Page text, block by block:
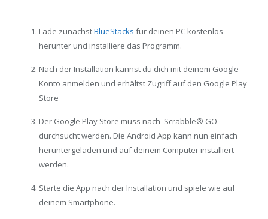
Lade zunächstBlueStacks für deinen PC kostenlos
herunter und installiere das Programm.
Nach der Installation kannst du dich mit deinem Google-
Konto anmelden und erhältst Zugriff auf den Google Play
Store
Der Google Play Store muss nach 'Scrabble® GO'
durchsucht werden. Die Android App kann nun einfach
heruntergeladen und auf deinem Computer installiert
werden.
Starte die App nach der Installation und spiele wie auf
deinem Smartphone.